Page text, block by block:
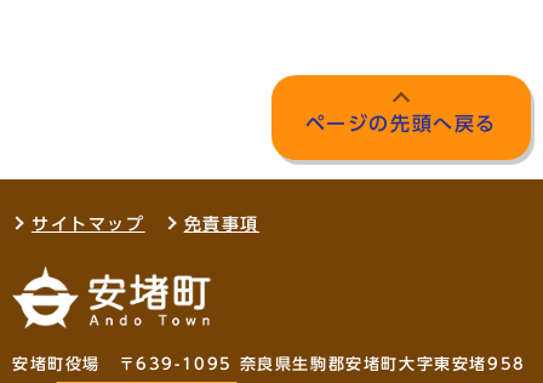
ページの先頭へ戻る
サイトマップ 免責事項
安堵町役場 〒639-1095 奈良県生駒郡安堵町大字東安堵958